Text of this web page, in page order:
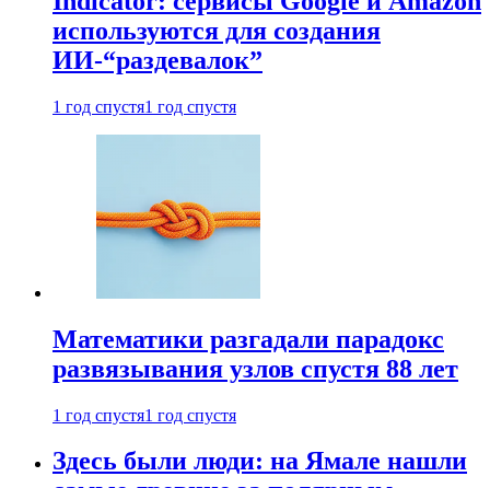
используются для создания
ИИ-“раздевалок”
1 год спустя1 год спустя
Математики разгадали парадокс
развязывания узлов спустя 88 лет
1 год спустя1 год спустя
Здесь были люди: на Ямале нашли